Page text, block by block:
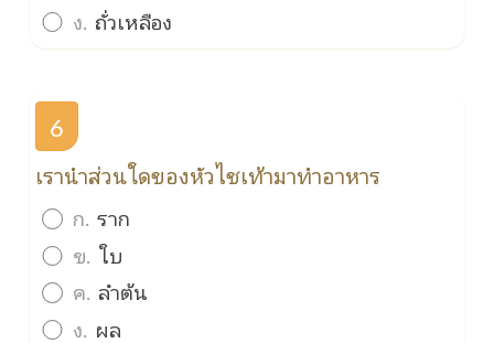
ง. ถั่วเหลือง
6
เรานำส่วนใดของหัวไชเท้ามาทำอาหาร
ก. ราก
ข. ใบ
ค. ลำต้น
ง. ผล